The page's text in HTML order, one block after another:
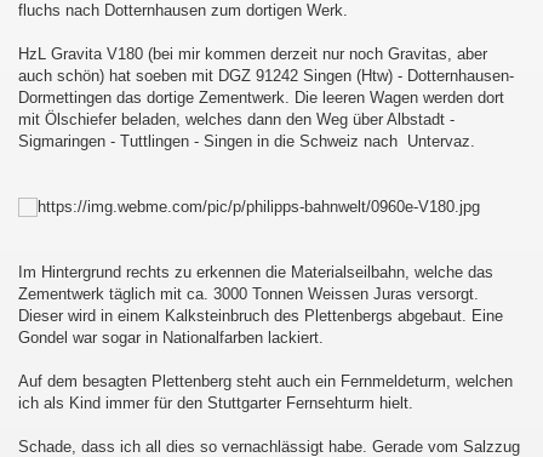
fluchs nach Dotternhausen zum dortigen Werk.
HzL Gravita V180 (bei mir kommen derzeit nur noch Gravitas, aber
auch schön) hat soeben mit DGZ 91242 Singen (Htw) - Dotternhausen-
Dormettingen das dortige Zementwerk. Die leeren Wagen werden dort
mit Ölschiefer beladen, welches dann den Weg über Albstadt -
Sigmaringen - Tuttlingen - Singen in die Schweiz nach Untervaz.
Im Hintergrund rechts zu erkennen die Materialseilbahn, welche das
Zementwerk täglich mit ca. 3000 Tonnen Weissen Juras versorgt.
Dieser wird in einem Kalksteinbruch des Plettenbergs abgebaut. Eine
Gondel war sogar in Nationalfarben lackiert.
Auf dem besagten Plettenberg steht auch ein Fernmeldeturm, welchen
ich als Kind immer für den Stuttgarter Fernsehturm hielt.
Schade, dass ich all dies so vernachlässigt habe. Gerade vom Salzzug
Niebüll